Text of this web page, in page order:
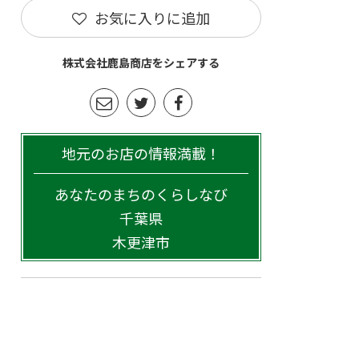
お気に入りに追加
株式会社鹿島商店をシェアする
地元のお店の情報満載！
あなたのまちのくらしなび
千葉県
木更津市